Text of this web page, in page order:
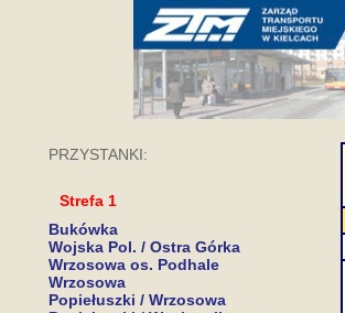
PRZYSTANKI:
Strefa 1
Bukówka
Wojska Pol. / Ostra Górka
Wrzosowa os. Podhale
Wrzosowa
Popiełuszki / Wrzosowa